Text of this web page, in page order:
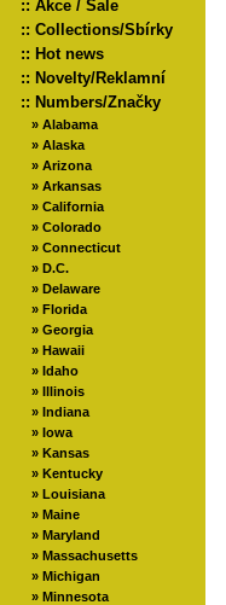
:: Akce / Sale
:: Collections/Sbírky
:: Hot news
:: Novelty/Reklamní
:: Numbers/Značky
» Alabama
» Alaska
» Arizona
» Arkansas
» California
» Colorado
» Connecticut
» D.C.
» Delaware
» Florida
» Georgia
» Hawaii
» Idaho
» Illinois
» Indiana
» Iowa
» Kansas
» Kentucky
» Louisiana
» Maine
» Maryland
» Massachusetts
» Michigan
» Minnesota